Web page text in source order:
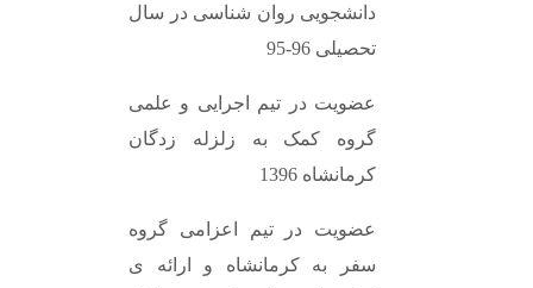
دانشجویی روان شناسی در سال
تحصیلی 96-95
عضویت در تیم اجرایی و علمی
گروه کمک به زلزله زدگان
کرمانشاه 1396
عضویت در تیم اعزامی گروه
سفر به کرمانشاه و ارائه ی